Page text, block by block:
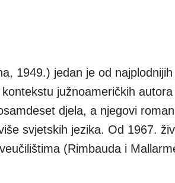
1949.) jedan je od najplodnijih
južnoameričkih autora
djela, a njegovi
svjetskih jezika. Od 1967.
(Rimbauda i